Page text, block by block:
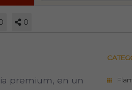
0
premium, en un